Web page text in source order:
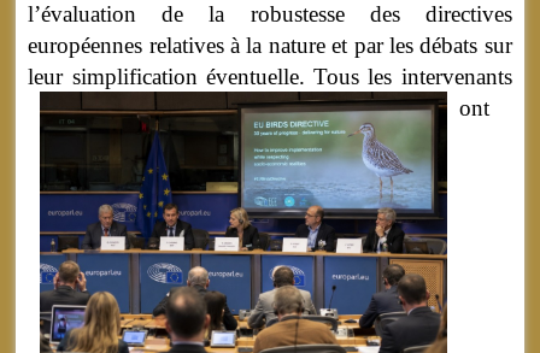
l’évaluation de la robustesse des directives
européennes relatives à la nature et par les débats sur
leur simplification éventuelle.Tous les intervenants
ont